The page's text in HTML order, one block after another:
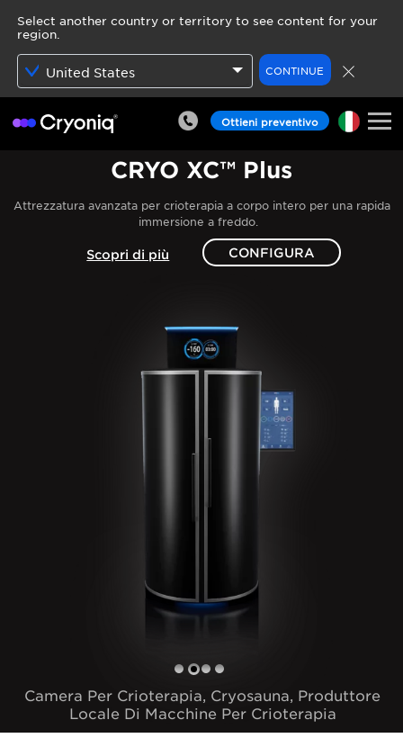
Select another country or territory to see content for your
region.
United States CONTINUE
Ottieni preventivo
CRYO XC™ Plus
Attrezzatura avanzata per crioterapia a corpo intero per una rapida
immersione a freddo.
Scopri di più CONFIGURA
Camera Per Crioterapia, Cryosauna, Produttore
Locale Di Macchine Per Crioterapia